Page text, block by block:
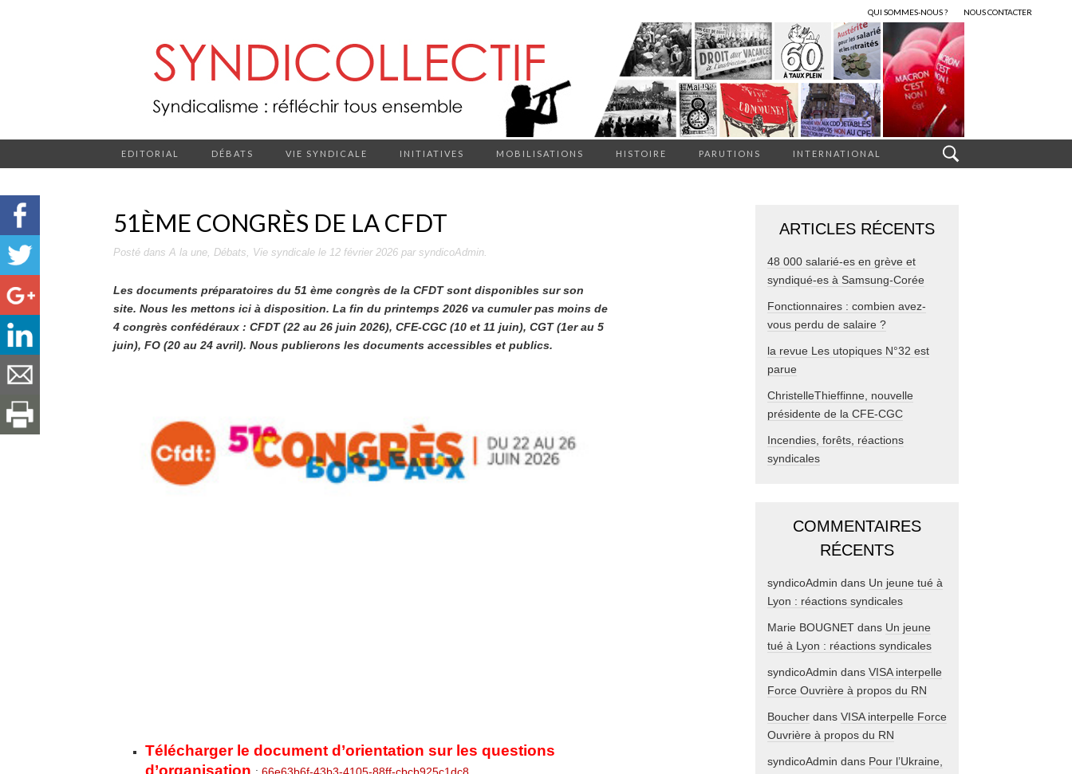
QUI SOMMES-NOUS ? NOUS CONTACTER
EDITORIAL DÉBATS VIE SYNDICALE INITIATIVES MOBILISATIONS HISTOIRE PARUTIONS INTERNATIONAL
51ÈME CONGRÈS DE LA CFDT
Posté dans A la une, Débats, Vie syndicale le 12 février 2026 par syndicoAdmin.
Les documents préparatoires du 51 ème congrès de la CFDT sont disponibles sur son
site. Nous les mettons ici à disposition. La fin du printemps 2026 va cumuler pas moins de
4 congrès confédéraux : CFDT (22 au 26 juin 2026), CFE-CGC (10 et 11 juin), CGT (1er au 5
juin), FO (20 au 24 avril). Nous publierons les documents accessibles et publics.
Télécharger le document d’orientation sur les questions
d’organisation : 66e63b6f-43b3-4105-88ff-cbcb925c1dc8
ARTICLES RÉCENTS
48 000 salarié-es en grève et
syndiqué-es à Samsung-Corée
Fonctionnaires : combien avez-
vous perdu de salaire ?
la revue Les utopiques N°32 est
parue
ChristelleThieffinne, nouvelle
présidente de la CFE-CGC
Incendies, forêts, réactions
syndicales
COMMENTAIRES
RÉCENTS
syndicoAdmin dans Un jeune tué à
Lyon : réactions syndicales
Marie BOUGNET dans Un jeune
tué à Lyon : réactions syndicales
syndicoAdmin dans VISA interpelle
Force Ouvrière à propos du RN
Boucher dans VISA interpelle Force
Ouvrière à propos du RN
syndicoAdmin dans Pour l’Ukraine,